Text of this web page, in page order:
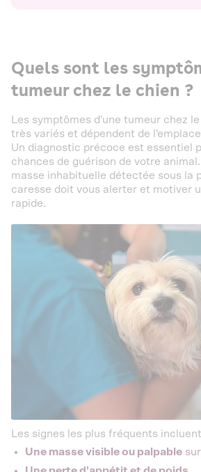
Quels sont les
tumeur chez le chien ?
Les symptômes d'une tumeur chez
très variés et dépendent de
Un diagnostic précoce est essentiel
chances de guérison de votre
masse inhabituelle détectée sous la
caresse doit vous alerter et motiver
rapide.
Les signes les plus fréquents
Une masse visible ou palpable